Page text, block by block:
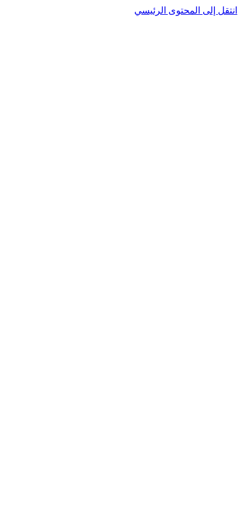
انتقل إلى المحتوى الرئيسي